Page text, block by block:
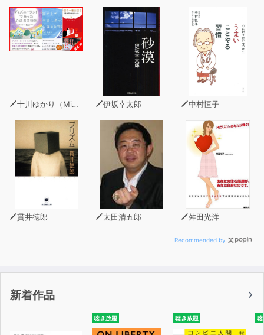
世界史の視点から、日本で繰り広げられる「大いなるドラ
マ」を解説する。
日本人の思考様式・行動原理・アイデンティティは、どの
そのすべてがわかる！
十川ゆかり（MinxZone） 伊坂幸太郎 中村恒子
貫井徳郎 太田清五郎 舛田光洋
Recommended by
新着作品
聴き放題 聴き放題 聴